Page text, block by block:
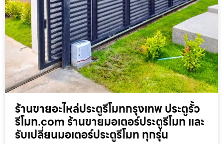
ร้านขายอะไหล่ประตูรีโมทกรุงเทพ ประตูรั้ว
รีโมท.com ร้านขายมอเตอร์ประตูรีโมท และ
รับเปลี่ยนมอเตอร์ประตูรีโมท ทุกรุ่น